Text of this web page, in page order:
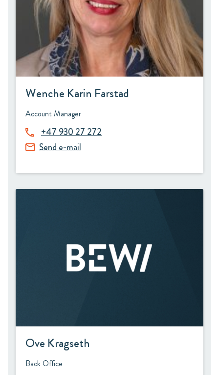
Wenche Karin Farstad
Account Manager
+47 930 27 272
Send e-mail
Ove Kragseth
Back Office